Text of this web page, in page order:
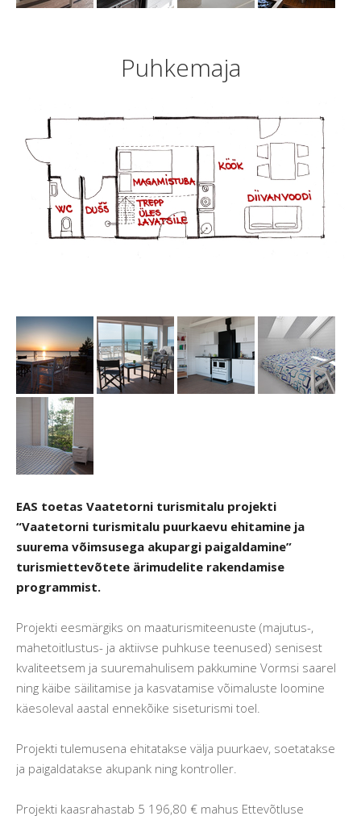
Puhkemaja
EAS toetas Vaatetorni turismitalu projekti
“Vaatetorni turismitalu puurkaevu ehitamine ja
suurema võimsusega akupargi paigaldamine”
turismiettevõtete ärimudelite rakendamise
programmist.
Projekti eesmärgiks on maaturismiteenuste (majutus-,
mahetoitlustus- ja aktiivse puhkuse teenused) senisest
kvaliteetsem ja suuremahulisem pakkumine Vormsi saarel
ning käibe säilitamise ja kasvatamise võimaluste loomine
käesoleval aastal ennekõike siseturismi toel.
Projekti tulemusena ehitatakse välja puurkaev, soetatakse
ja paigaldatakse akupank ning kontroller.
Projekti kaasrahastab 5 196,80 € mahus Ettevõtluse